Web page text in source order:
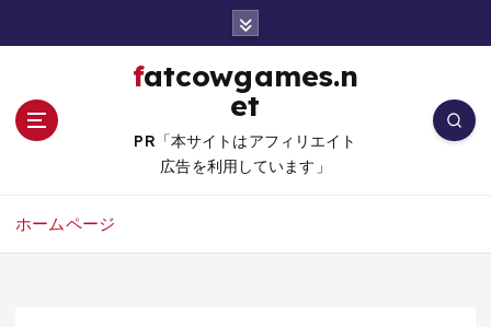
fatcowgames.n
et
PR「本サイトはアフィリエイト
広告を利用しています」
ホームページ